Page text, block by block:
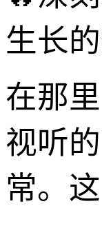
生长
在那
视听
常。